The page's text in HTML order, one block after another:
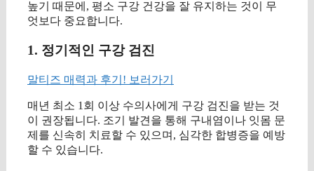
높기 때문에, 평소 구강 건강을 잘 유지하는 것이 무
엇보다 중요합니다.
1. 정기적인 구강 검진
말티즈 매력과 후기! 보러가기
매년 최소 1회 이상 수의사에게 구강 검진을 받는 것
이 권장됩니다. 조기 발견을 통해 구내염이나 잇몸 문
제를 신속히 치료할 수 있으며, 심각한 합병증을 예방
할 수 있습니다.